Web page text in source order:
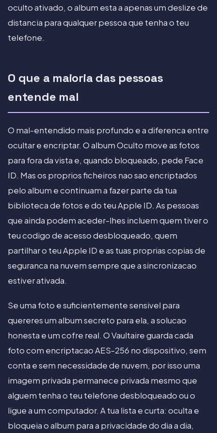
oculto ativado, o album esta a apenas um deslize de
distancia para qualquer pessoa que tenha o teu
telefone.
O que a maioria das pessoas
entende mal
O mal-entendido mais profundo e a diferenca entre
ocultar e encriptar. O album Oculto move as fotos
para fora da vista e, quando bloqueado, pede Face
ID. Mas os proprios ficheiros nao sao encriptados
pelo album e continuam a fazer parte da tua
biblioteca de fotos e do teu Apple ID. As pessoas
que ainda podem aceder-lhes incluem quem tiver o
teu codigo de acesso desbloqueado, quem
partilhar o teu Apple ID e as tuas proprias copias de
seguranca na nuvem sempre que a sincronizacao
estiver ativada.
Se uma foto e suficientemente sensivel para
quereres um album secreto para ela, a solucao
honesta e um cofre real. O Vaultaire guarda cada
foto com encriptacao AES-256 no dispositivo, sem
conta e sem necessidade de nuvem, por isso uma
imagem privada permanece privada mesmo que
alguem tenha o teu telefone desbloqueado ou o
ligue a um computador. A tua lista e curta: oculta e
bloqueia o album para a privacidade do dia a dia,